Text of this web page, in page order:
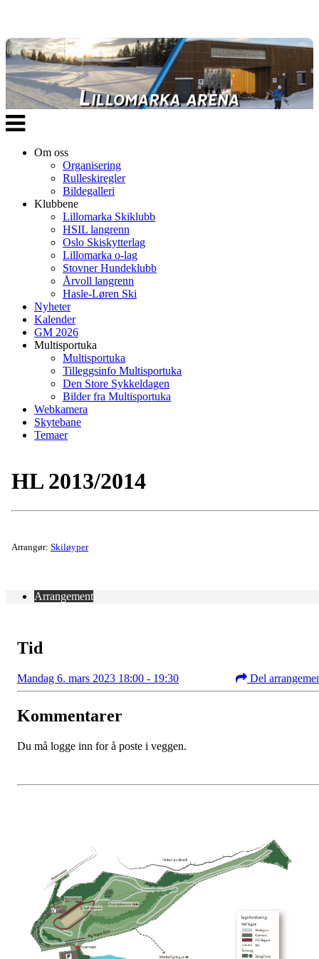
Veksle
navigasjon
Om oss
Organisering
Rulleskiregler
Bildegalleri
Klubbene
Lillomarka Skiklubb
HSIL langrenn
Oslo Skiskytterlag
Lillomarka o-lag
Stovner Hundeklubb
Årvoll langrenn
Hasle-Løren Ski
Nyheter
Kalender
GM 2026
Multisportuka
Multisportuka
Tilleggsinfo Multisportuka
Den Store Sykkeldagen
Bilder fra Multisportuka
Webkamera
Skytebane
Temaer
HL 2013/2014
Arrangør: Skiløyper
Arrangement
Tid
Mandag 6. mars 2023 18:00 - 19:30 Del
Kommentarer
Du må logge inn for å poste i veggen.